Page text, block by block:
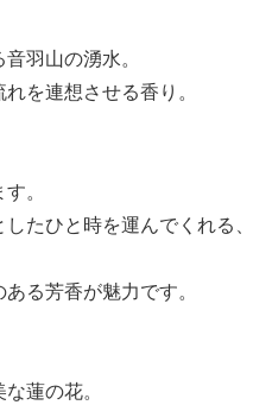
羽山の湧水。
を連想させる香り。
。
たひと時を運んでくれる、
る芳香が魅力です。
蓮の花。